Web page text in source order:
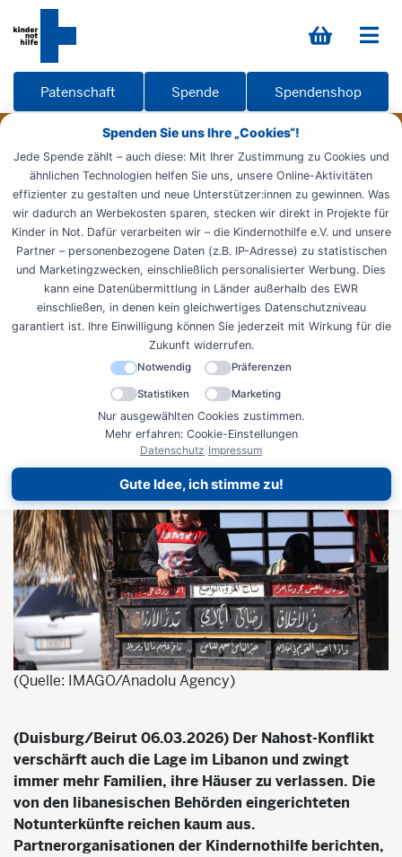
Spenden Sie uns Ihre „Cookies“!
Jede Spende zählt – auch diese: Mit Ihrer Zustimmung zu Cookies und
ähnlichen Technologien helfen Sie uns, unsere Online-Aktivitäten
effizienter zu gestalten und neue Unterstützer:innen zu gewinnen. Was
wir dadurch an Werbekosten sparen, stecken wir direkt in Projekte für
Kinder in Not. Dafür verarbeiten wir – die Kindernothilfe e.V. und unsere
Partner – personenbezogene Daten (z.B. IP-Adresse) zu statistischen
und Marketingzwecken, einschließlich personalisierter Werbung. Dies
kann eine Datenübermittlung in Länder außerhalb des EWR
einschließen, in denen kein gleichwertiges Datenschutzniveau
garantiert ist. Ihre Einwilligung können Sie jederzeit mit Wirkung für die
Zukunft widerrufen.
Notwendig Präferenzen
Statistiken Marketing
Nur ausgewählten Cookies zustimmen.
Mehr erfahren: Cookie-Einstellungen
Datenschutz Impressum
Gute Idee, ich stimme zu!
Patenschaft Spende Spendenshop
Startseite Presse Pressemeldungen
2026
Nahost-Konflikt
Libanon: Tausende Kinder
auf der Flucht –
Kindernothilfe fordert
verstärkten Schutz für
(Quelle: IMAGO/Anadolu Agency)
(Duisburg/Beirut 06.03.2026) Der Nahost-Konflikt
verschärft auch die Lage im Libanon und zwingt
immer mehr Familien, ihre Häuser zu verlassen. Die
von den libanesischen Behörden eingerichteten
Notunterkünfte reichen kaum aus.
Partnerorganisationen der Kindernothilfe berichten,